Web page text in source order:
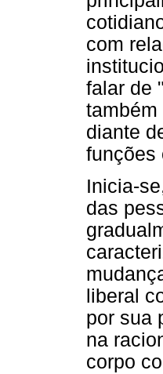
com
falar de
diante
funções
Inicia-
das
liberal
por sua
na
corpo